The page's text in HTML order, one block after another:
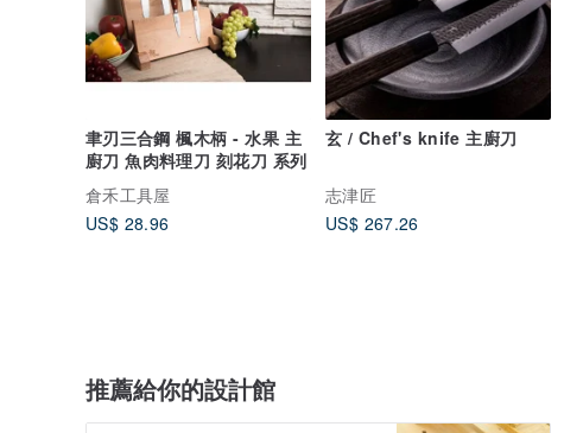
聿刃三合鋼 楓木柄 - 水果 主
廚刀 魚肉料理刀 刻花刀 系列
倉禾工具屋
US$ 28.96
玄 / Chef's knife 主廚刀
志津匠
US$ 267.26
推薦給你的設計館